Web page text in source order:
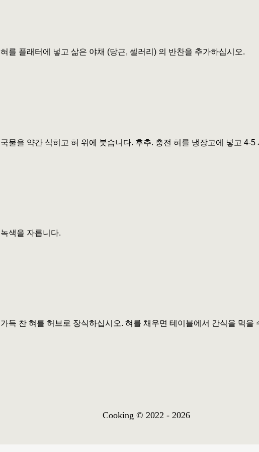
혀를 플래터에 넣고 삶은 야채 (당근, 셀러리) 의 반찬을 추가하십시오.
국물을 약간 식히고 혀 위에 붓습니다. 후추. 충전 혀를 냉장고에 넣고 4-
녹색을 자릅니다.
가득 찬 혀를 허브로 장식하십시오. 혀를 채우면 테이블에서 간식을 먹을
Cooking © 2022 - 2026